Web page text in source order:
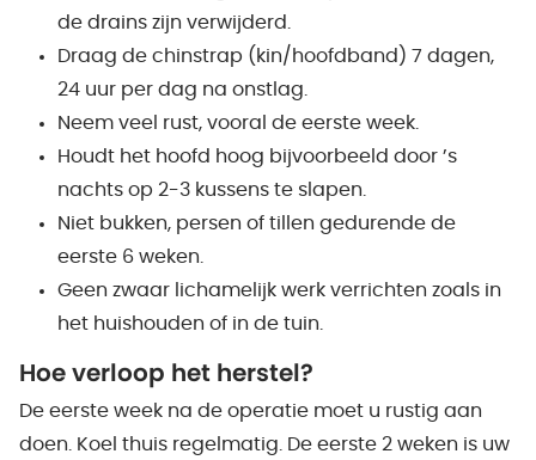
de drains zijn verwijderd.
Draag de chinstrap (kin/hoofdband) 7 dagen,
24 uur per dag na onstlag.
Neem veel rust, vooral de eerste week.
Houdt het hoofd hoog bijvoorbeeld door ’s
nachts op 2-3 kussens te slapen.
Niet bukken, persen of tillen gedurende de
eerste 6 weken.
Geen zwaar lichamelijk werk verrichten zoals in
het huishouden of in de tuin.
Hoe verloop het herstel?
De eerste week na de operatie moet u rustig aan
doen. Koel thuis regelmatig. De eerste 2 weken is uw